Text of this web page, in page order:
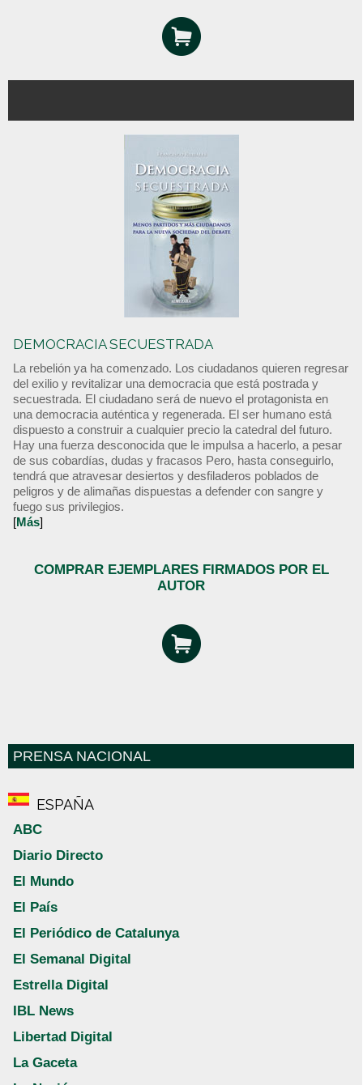
DEMOCRACIA SECUESTRADA
La rebelión ya ha comenzado. Los ciudadanos quieren regresar
del exilio y revitalizar una democracia que está postrada y
secuestrada. El ciudadano será de nuevo el protagonista en
una democracia auténtica y regenerada. El ser humano está
dispuesto a construir a cualquier precio la catedral del futuro.
Hay una fuerza desconocida que le impulsa a hacerlo, a pesar
de sus cobardías, dudas y fracasos Pero, hasta conseguirlo,
tendrá que atravesar desiertos y desfiladeros poblados de
peligros y de alimañas dispuestas a defender con sangre y
fuego sus privilegios.
[Más]
COMPRAR EJEMPLARES FIRMADOS POR EL
AUTOR
PRENSA NACIONAL
ESPAÑA
ABC
Diario Directo
El Mundo
El País
El Periódico de Catalunya
El Semanal Digital
Estrella Digital
IBL News
Libertad Digital
La Gaceta